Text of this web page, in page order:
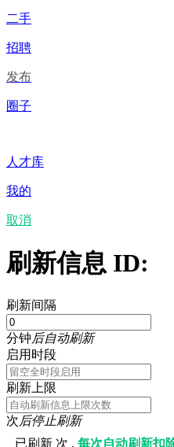
二手
招聘
发布
圈子
人才库
我的
取消
刷新信息 ID:
刷新间隔
分钟后自动刷新
启用时段
刷新上限
次后停止刷新